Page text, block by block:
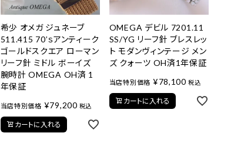
希少 オメガ ジュネーブ
511.415 70’ｓアンティーク
ゴールドスクエア ローマン
リーフ針 ミドル ボーイズ
腕時計 OMEGA OH済 1
年保証
当店特別価格 ¥79,200 税込
カートに入れる
OMEGA デビル 7201.11
SS/YG リーフ針 ブレスレッ
ト モダンヴィンテージ メン
ズ クォーツ OH済1年保証
当店特別価格 ¥78,100 税込
カートに入れる